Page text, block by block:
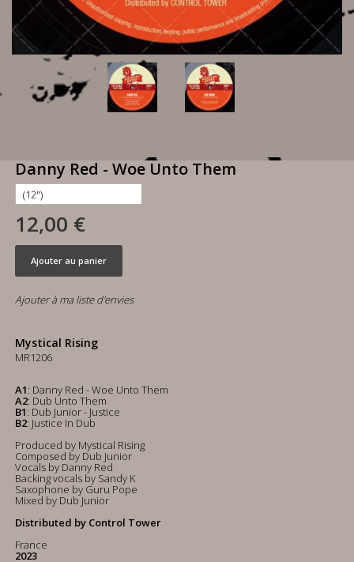
Danny Red - Woe Unto Them
12,00 €
Ajouter au panier
Ajouter à ma liste d'envies
Mystical Rising
MR1206
A1: Danny Red - Woe Unto Them
A2: Dub Unto Them
B1: Dub Junior - Justice
B2: Justice In Dub
Produced by Mystical Rising
Composed by Dub Junior
Vocals by Danny Red
Backing vocals by Sandy K
Saxophone by Guru Pope
Mixed by Dub Junior
Distributed by Control Tower
France
2023